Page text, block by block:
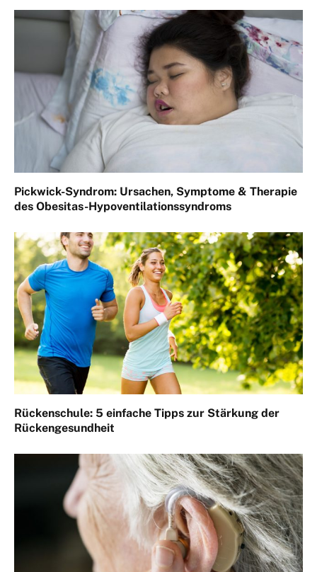
Pickwick-Syndrom: Ursachen, Symptome & Therapie
des Obesitas-Hypoventilationssyndroms
Rückenschule: 5 einfache Tipps zur Stärkung der
Rückengesundheit